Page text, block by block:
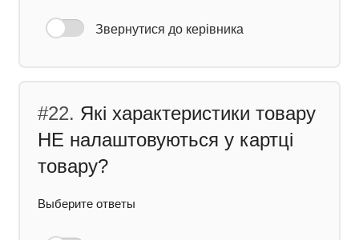
Звернутися до керівника
#22. Які характеристики товару
НЕ налаштовуються у картці
товару?
Выберите ответы